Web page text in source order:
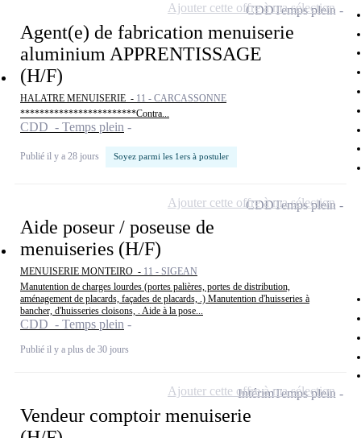
Agent(e) de fabrication menuiserie
aluminium APPRENTISSAGE
(H/F)
HALATRE MENUISERIE - 11 - CARCASSONNE
************************Contra...
CDD - Temps plein
Publié il y a 28 jours Soyez parmi les 1ers à postuler
CDDTemps plein
Ajouter cette offre à ma sélection
Aide poseur / poseuse de
menuiseries (H/F)
MENUISERIE MONTEIRO - 11 - SIGEAN
Manutention de charges lourdes (portes palières, portes de distribution,
aménagement de placards, façades de placards, .) Manutention d'huisseries à
bancher, d'huisseries cloisons, . Aide à la pose...
CDD - Temps plein
Publié il y a plus de 30 jours
CDDTemps plein
Ajouter cette offre à ma sélection
Vendeur comptoir menuiserie
IntérimTemps plein
Ajouter cette offre à ma sélection